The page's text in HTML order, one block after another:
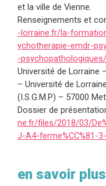
et la ville de Vienne.
Renseignements et
-lorraine.fr/la-
ychotherapie-emdr-
-psychopathologiques/
Université de Lorraine
– Université de
(I.S.G.M.P) – 57000
Dossier de
ne.fr/files/2018/03/
J-A4-ferme%CC%81-
en savoir